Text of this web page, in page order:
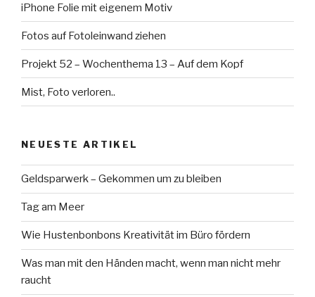
iPhone Folie mit eigenem Motiv
Fotos auf Fotoleinwand ziehen
Projekt 52 – Wochenthema 13 – Auf dem Kopf
Mist, Foto verloren..
NEUESTE ARTIKEL
Geldsparwerk – Gekommen um zu bleiben
Tag am Meer
Wie Hustenbonbons Kreativität im Büro fördern
Was man mit den Händen macht, wenn man nicht mehr
raucht